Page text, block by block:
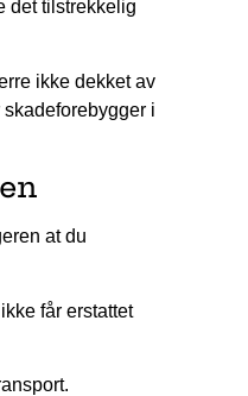
det tilstrekkelig
ikke dekket av
i
at du
får erstattet